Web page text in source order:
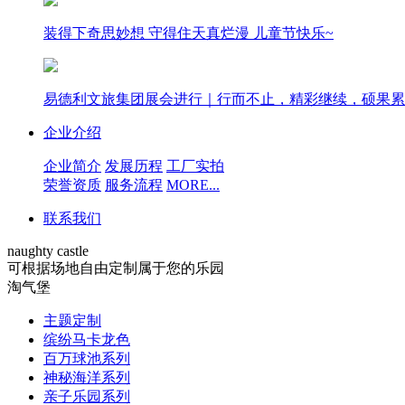
装得下奇思妙想 守得住天真烂漫 儿童节快乐~
易德利文旅集团展会进行｜行而不止，精彩继续，硕果
企业介绍
企业简介 发展历程 工厂实拍
荣誉资质 服务流程 MORE...
联系我们
naughty castle
可根据场地自由定制属于您的乐园
淘气堡
主题定制
缤纷马卡龙色
百万球池系列
神秘海洋系列
亲子乐园系列